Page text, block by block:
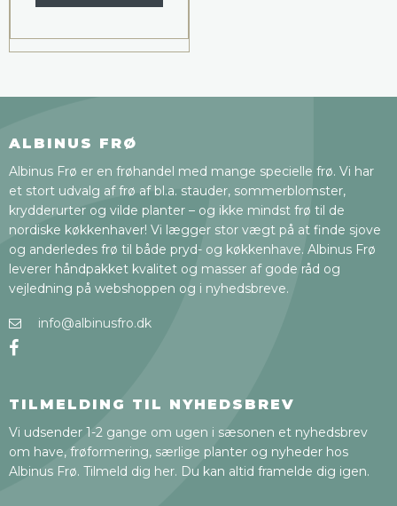
ALBINUS FRØ
Albinus Frø er en frøhandel med mange specielle frø. Vi har
et stort udvalg af frø af bl.a. stauder, sommerblomster,
krydderurter og vilde planter – og ikke mindst frø til de
nordiske køkkenhaver! Vi lægger stor vægt på at finde sjove
og anderledes frø til både pryd- og køkkenhave. Albinus Frø
leverer håndpakket kvalitet og masser af gode råd og
vejledning på webshoppen og i nyhedsbreve.
info@albinusfro.dk
TILMELDING TIL NYHEDSBREV
Vi udsender 1-2 gange om ugen i sæsonen et nyhedsbrev
om have, frøformering, særlige planter og nyheder hos
Albinus Frø. Tilmeld dig her. Du kan altid framelde dig igen.